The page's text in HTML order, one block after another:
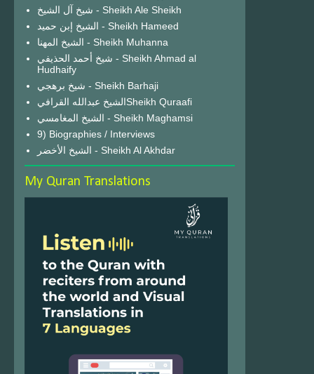
شيخ آل الشيخ - Sheikh Ale Sheikh
الشيخ إبن حميد - Sheikh Hameed
الشيخ المهنا - Sheikh Muhanna
شيخ أحمد الحذيفي - Sheikh Ahmad al
Hudhaify
شيخ برهجي - Sheikh Barhaji
الشيخ عبدالله القرافيSheikh Quraafi
الشيخ المغامسي - Sheikh Maghamsi
9) Biographies / Interviews
الشيخ الأخضر - Sheikh Al Akhdar
My Quran Translations